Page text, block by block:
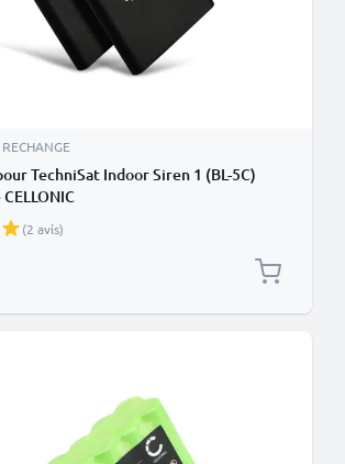
TechniSat Indoor Siren 1 (BL-5C)
(2 avis)